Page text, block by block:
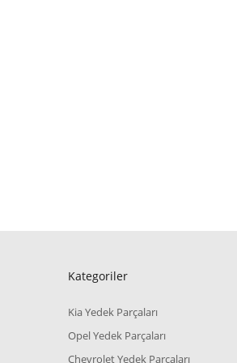
Kategoriler
Kia Yedek Parçaları
Opel Yedek Parçaları
Chevrolet Yedek Parçaları